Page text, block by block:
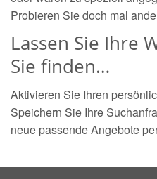
Probieren Sie doch mal
Lassen Sie Ihre
Sie finden…
Aktivieren Sie Ihren
Speichern Sie Ihre
neue passende Angebote